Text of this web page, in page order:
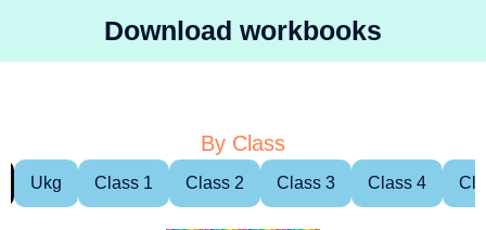
Download workbooks
By Class
Ukg Class 1 Class 2 Class 3 Class 4